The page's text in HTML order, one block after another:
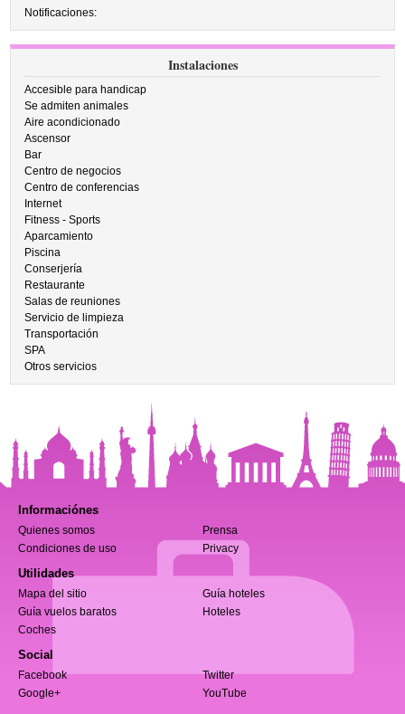
Notificaciones:
Instalaciones
Accesible para handicap
Se admiten animales
Aire acondicionado
Ascensor
Bar
Centro de negocios
Centro de conferencias
Internet
Fitness - Sports
Aparcamiento
Piscina
Conserjería
Restaurante
Salas de reuniones
Servicio de limpieza
Transportación
SPA
Otros servicios
Informaciónes
Quienes somos
Prensa
Condiciones de uso
Privacy
Utilidades
Mapa del sitio
Guía hoteles
Guía vuelos baratos
Hoteles
Coches
Social
Facebook
Twitter
Google+
YouTube